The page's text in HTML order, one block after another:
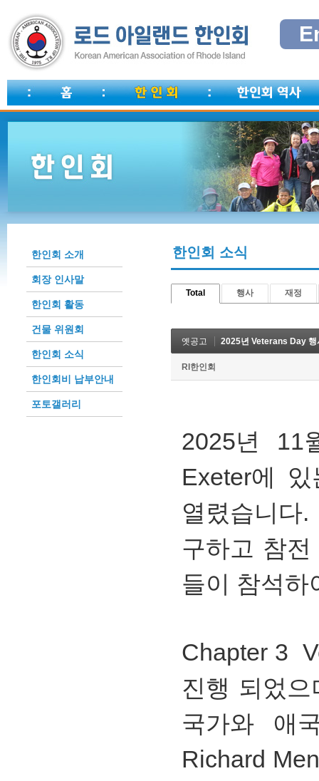
한인회 소개
회장 인사말
한인회 활동
건물 위원회
한인회 소식
한인회비 납부안내
포토갤러리
한인회 소식
Total 행사 재정
옛공고 2025년 Veterans Day 행
RI한인회
2025년 11
Exeter에
열렸습니
구하고 참
들이 참석
Chapter 3
진행 되었
국가와 애
Richard